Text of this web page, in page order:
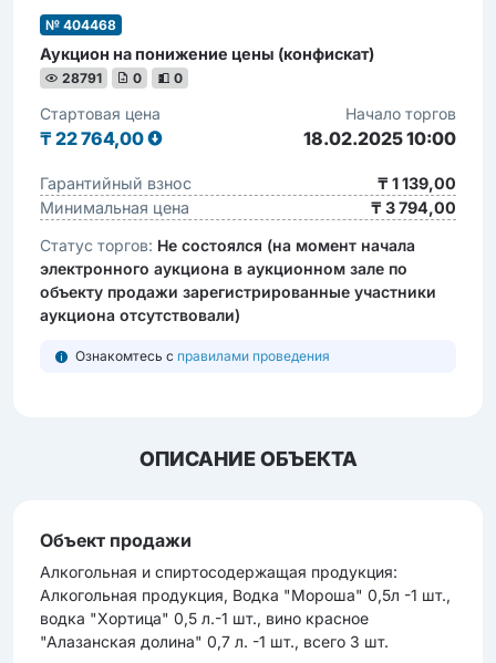
№ 404468
Аукцион на понижение цены (конфискат)
28791 0 0
Стартовая цена
₸ 22 764,00
Начало торгов
18.02.2025 10:00
Гарантийный взнос
₸ 1 139,00
Минимальная цена
₸ 3 794,00
Статус торгов: Не состоялся (на момент начала
электронного аукциона в аукционном зале по
объекту продажи зарегистрированные участники
аукциона отсутствовали)
Ознакомтесь с правилами проведения
ОПИСАНИЕ ОБЪЕКТА
Объект продажи
Алкогольная и cпиртоcодержащая продукция:
Алкогольная продукция, Водка "Мороша" 0,5л -1 шт.,
водка "Хортица" 0,5 л.-1 шт., вино красное
"Алазанская долина" 0,7 л. -1 шт., всего 3 шт.